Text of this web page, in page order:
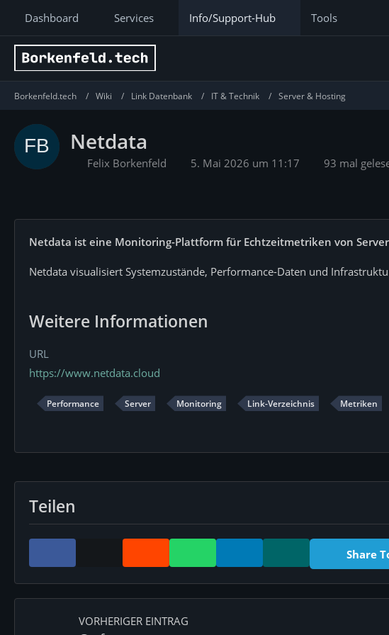
Dashboard Services Info/Support-Hub Tools
Borkenfeld.tech Wiki Link Datenbank IT & Technik Server & Hosting
Netdata
Felix Borkenfeld 5. Mai 2026 um 11:17 93 mal
Netdata ist eine Monitoring-Plattform für Echtzeitmetriken von
Netdata visualisiert Systemzustände, Performance-Daten und
Weitere Informationen
URL
https://www.netdata.cloud
Performance Server Monitoring Link-Verzeichnis Metriken
Teilen
Share
VORHERIGER EINTRAG